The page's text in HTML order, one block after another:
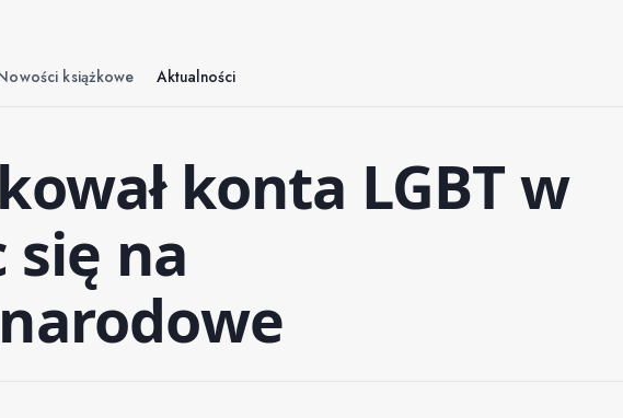
książkowe Aktualności
konta LGBT w
się na